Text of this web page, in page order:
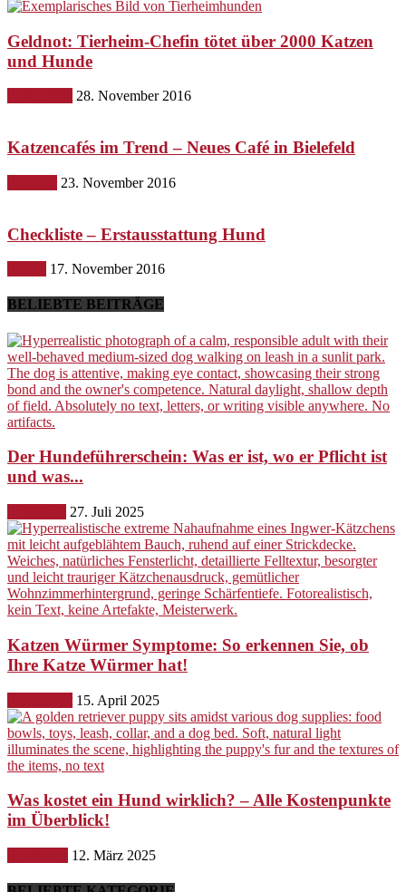
Geldnot: Tierheim-Chefin tötet über 2000 Katzen
und Hunde
28. November 2016
Katzencafés im Trend – Neues Café in Bielefeld
23. November 2016
Checkliste – Erstausstattung Hund
17. November 2016
BELIEBTE BEITRÄGE
Der Hundeführerschein: Was er ist, wo er Pflicht ist
und was...
27. Juli 2025
Katzen Würmer Symptome: So erkennen Sie, ob
Ihre Katze Würmer hat!
15. April 2025
Was kostet ein Hund wirklich? – Alle Kostenpunkte
im Überblick!
12. März 2025